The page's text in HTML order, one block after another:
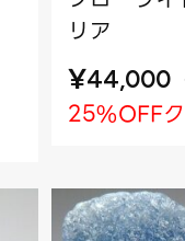
リア
¥44,000
25%OFF